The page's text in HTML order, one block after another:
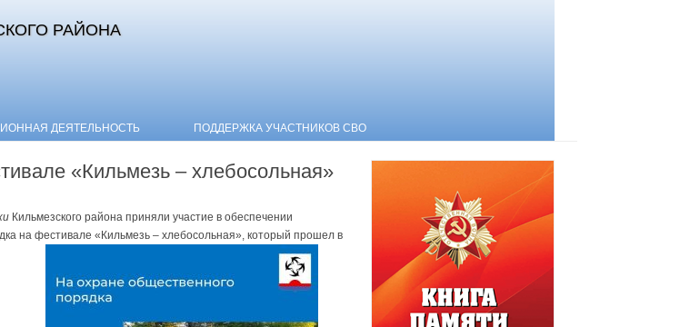
РАЙОНА
Skip to content
ДЕЯТЕЛЬНОСТЬ ПОДДЕРЖКА УЧАСТНИКОВ СВО
«Кильмезь – хлебосольная»
Кильмезского района приняли участие в обеспечении
на фестивале «Кильмезь – хлебосольная», который прошел в